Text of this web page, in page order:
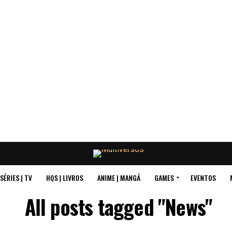
SÉRIES | TV HQS | LIVROS ANIME | MANGÁ GAMES EVENTOS
All posts tagged "News"